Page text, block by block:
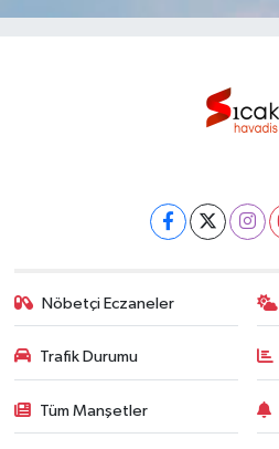
Nöbetçi Eczaneler
Trafik Durumu
Tüm Manşetler